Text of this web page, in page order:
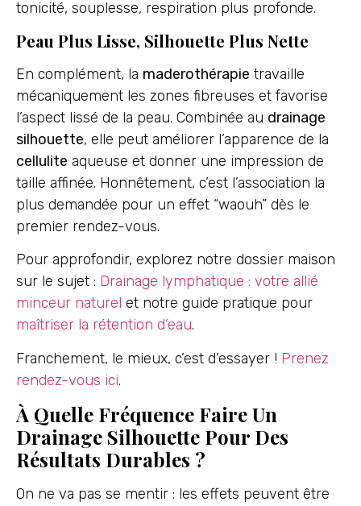
tonicité, souplesse, respiration plus profonde.
Peau Plus Lisse, Silhouette Plus Nette
En complément, la maderothérapie travaille
mécaniquement les zones fibreuses et favorise
l’aspect lissé de la peau. Combinée au drainage
silhouette, elle peut améliorer l’apparence de la
cellulite aqueuse et donner une impression de
taille affinée. Honnêtement, c’est l’association la
plus demandée pour un effet “waouh” dès le
premier rendez-vous.
Pour approfondir, explorez notre dossier maison
sur le sujet : Drainage lymphatique : votre allié
minceur naturel et notre guide pratique pour
maîtriser la rétention d’eau.
Franchement, le mieux, c’est d’essayer ! Prenez
rendez-vous ici.
À Quelle Fréquence Faire Un
Drainage Silhouette Pour Des
Résultats Durables ?
On ne va pas se mentir : les effets peuvent être